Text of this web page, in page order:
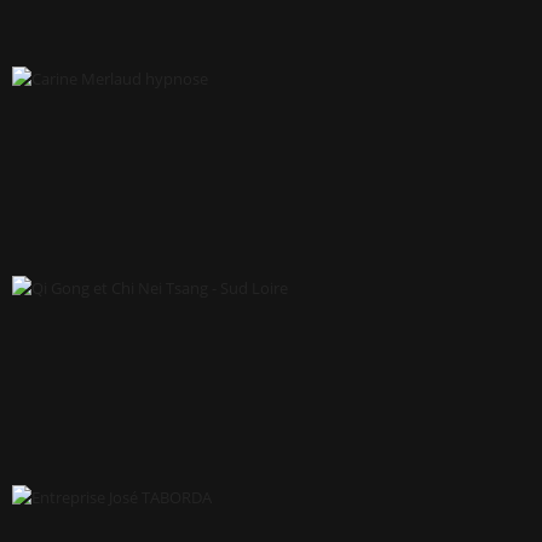
GOUTT D'O
CARINE MERLAUD HYPNOSE
QI GONG ET CHI NEI TSANG - SUD LOIRE